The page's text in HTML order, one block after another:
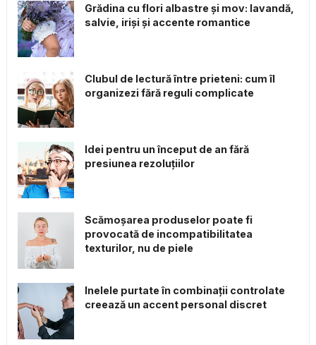
Grădina cu flori albastre și mov: lavandă,
salvie, iriși și accente romantice
Clubul de lectură între prieteni: cum îl
organizezi fără reguli complicate
Idei pentru un început de an fără
presiunea rezoluțiilor
Scămoșarea produselor poate fi
provocată de incompatibilitatea
texturilor, nu de piele
Inelele purtate în combinații controlate
creează un accent personal discret